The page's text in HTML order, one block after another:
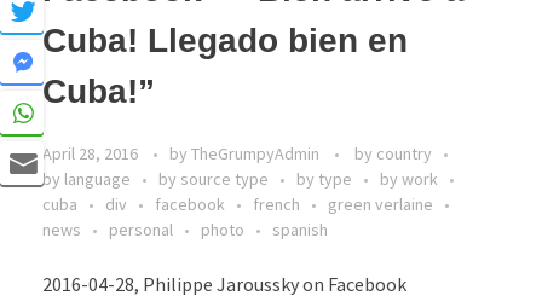
Cuba! Llegado bien en
Cuba!”
April 28, 2016 by TheGrumpyAdmin
by country
by language
by source type by type
by work
cuba
div facebook french
green verlaine
news
personal photo spanish
2016-04-28, Philippe Jaroussky on Facebook